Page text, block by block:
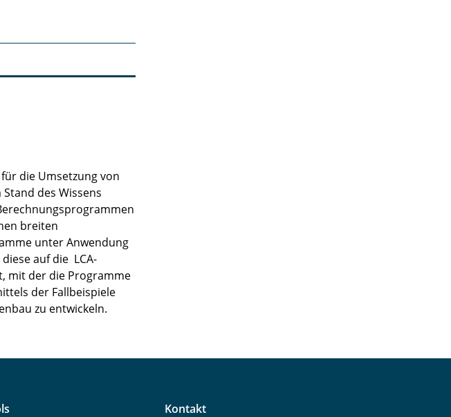
die Umsetzung von
des Wissens
breiten
unter Anwendung
auf die LCA-
mit der die Programme
der Fallbeispiele
zu entwickeln.
Kontakt